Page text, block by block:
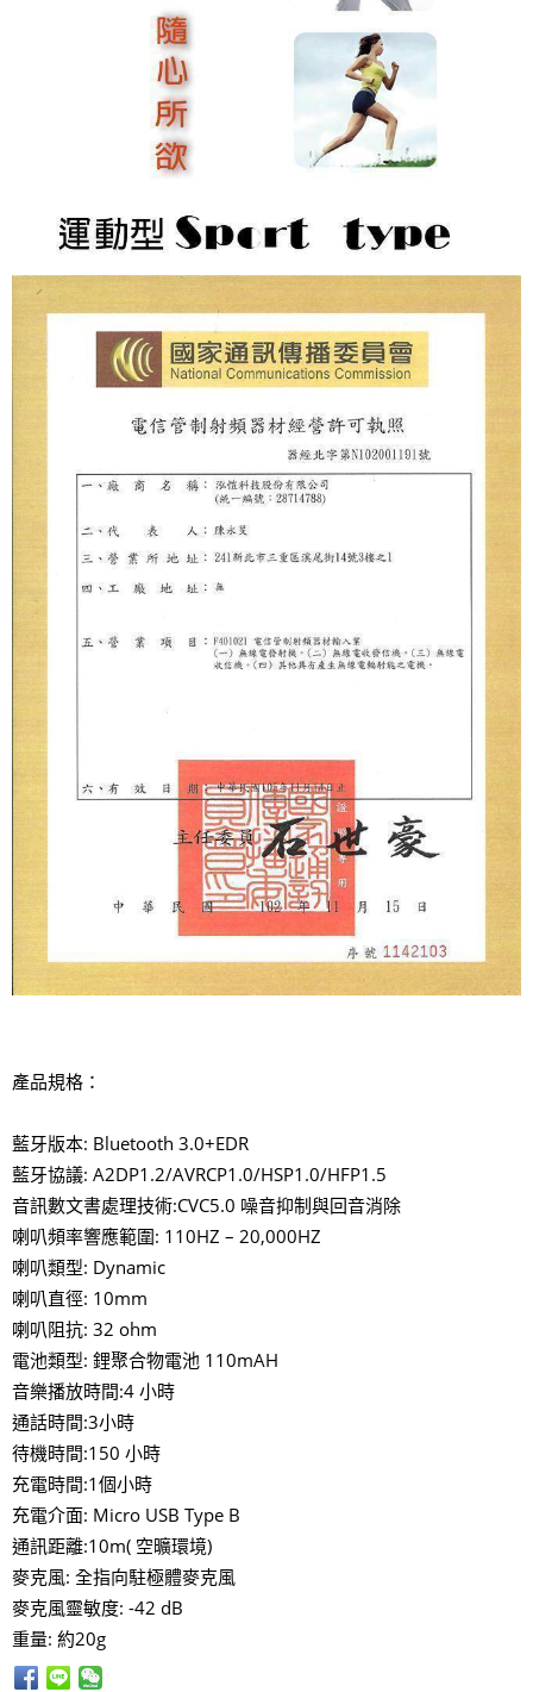
產品規格：
藍牙版本: Bluetooth 3.0+EDR
藍牙協議: A2DP1.2/AVRCP1.0/HSP1.0/HFP1.5
音訊數文書處理技術:CVC5.0 噪音抑制與回音消除
喇叭頻率響應範圍: 110HZ – 20,000HZ
喇叭類型: Dynamic
喇叭直徑: 10mm
喇叭阻抗: 32 ohm
電池類型: 鋰聚合物電池 110mAH
音樂播放時間:4 小時
通話時間:3小時
待機時間:150 小時
充電時間:1個小時
充電介面: Micro USB Type B
通訊距離:10m( 空曠環境)
麥克風: 全指向駐極體麥克風
麥克風靈敏度: -42 dB
重量: 約20g